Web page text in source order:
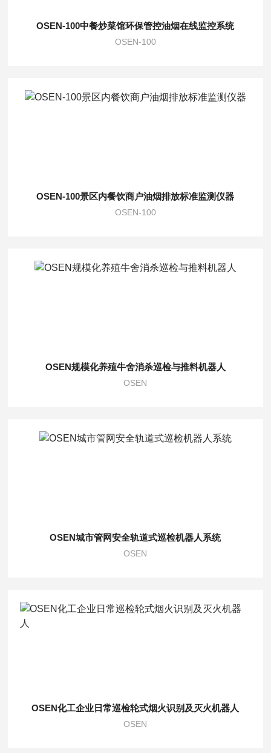
OSEN-100中餐炒菜馆环保管控油烟在线监控系统
OSEN-100
OSEN-100景区内餐饮商户油烟排放标准监测仪器
OSEN-100
OSEN规模化养殖牛舍消杀巡检与推料机器人
OSEN
OSEN城市管网安全轨道式巡检机器人系统
OSEN
OSEN化工企业日常巡检轮式烟火识别及灭火机器人
OSEN